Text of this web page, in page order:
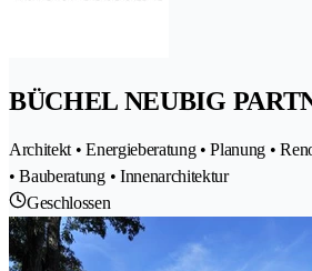
BÜCHEL NEUBIG
Architekt • Energieberatung • Planung •
• Bauberatung • Innenarchitektur
Geschlossen